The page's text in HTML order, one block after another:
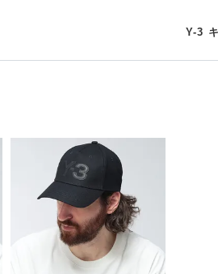
Y-3